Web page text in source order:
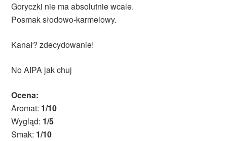
Goryczki nie ma absolutnie wcale.
Posmak słodowo-karmelowy.
Kanał? zdecydowanie!
No AIPA jak chuj
Ocena:
Aromat: 1/10
Wygląd: 1/5
Smak: 1/10